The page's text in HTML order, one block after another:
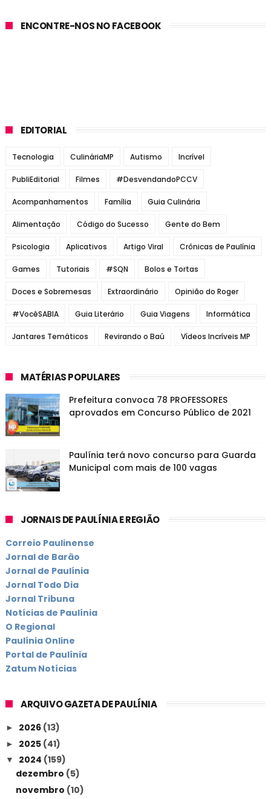
ENCONTRE-NOS NO FACEBOOK
EDITORIAL
Tecnologia CulináriaMP Autismo Incrível
PubliEditorial Filmes #DesvendandoPCCV
Acompanhamentos Família Guia Culinária
Alimentação Código do Sucesso Gente do Bem
Psicologia Aplicativos Artigo Viral Crônicas de Paulínia
Games Tutoriais #SQN Bolos e Tortas
Doces e Sobremesas Extraordinário Opinião do Roger
#VocêSABIA Guia Literário Guia Viagens Informática
Jantares Temáticos Revirando o Baú Vídeos Incríveis MP
MATÉRIAS POPULARES
Prefeitura convoca 78 PROFESSORES
aprovados em Concurso Público de 2021
Paulínia terá novo concurso para Guarda
Municipal com mais de 100 vagas
JORNAIS DE PAULÍNIA E REGIÃO
Correio Paulinense
Jornal de Barão
Jornal de Paulínia
Jornal Todo Dia
Jornal Tribuna
Notícias de Paulínia
O Regional
Paulínia Online
Portal de Paulínia
Zatum Notícias
ARQUIVO GAZETA DE PAULÍNIA
► 2026 (13)
► 2025 (41)
▼ 2024 (159)
dezembro (5)
novembro (10)